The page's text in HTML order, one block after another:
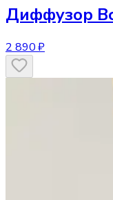
Диффузор
2 890 ₽